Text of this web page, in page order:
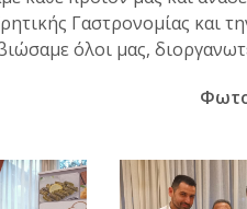
Γαστρονομίας και
όλοι μας,